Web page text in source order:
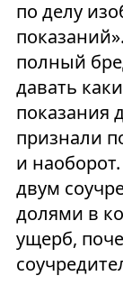
по делу
полный
давать
показания
признали
и
двум
долями в
ущерб,